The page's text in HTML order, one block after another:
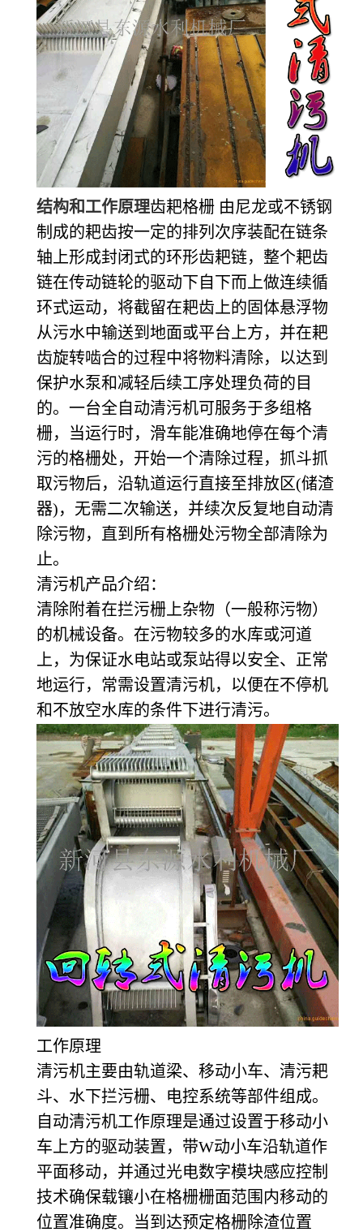
结构和工作原理齿耙格栅 由尼龙或不锈钢
制成的耙齿按一定的排列次序装配在链条
轴上形成封闭式的环形齿耙链，整个耙齿
链在传动链轮的驱动下自下而上做连续循
环式运动，将截留在耙齿上的固体悬浮物
从污水中输送到地面或平台上方，并在耙
齿旋转啮合的过程中将物料清除，以达到
保护水泵和减轻后续工序处理负荷的目
的。 一台全自动清污机可服务于多组格
栅，当运行时，滑车能准确地停在每个清
污的格栅处，开始一个清除过程，抓斗抓
取污物后，沿轨道运行直接至排放区(储渣
器)，无需二次输送，并续次反复地自动清
除污物，直到所有格栅处污物全部清除为
止。
清污机产品介绍：
清除附着在拦污栅上杂物（一般称污物）
的机械设备。在污物较多的水库或河道
上，为保证水电站或泵站得以安全、正常
地运行，常需设置清污机，以便在不停机
和不放空水库的条件下进行清污。
工作原理
清污机主要由轨道梁、移动小车、清污耙
斗、水下拦污栅、电控系统等部件组成。
自动清污机工作原理是通过设置于移动小
车上方的驱动装置，带W动小车沿轨道作
平面移动，并通过光电数字模块感应控制
技术确保载镶小在格栅栅面范围内移动的
位置准确度。当到达预定格栅除渣位置